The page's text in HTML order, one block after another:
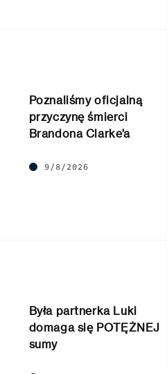
Poznaliśmy oficjalną
przyczynę śmierci
Brandona Clarke’a
9/8/2026
Była partnerka Luki
domaga się POTĘŻNEJ
sumy